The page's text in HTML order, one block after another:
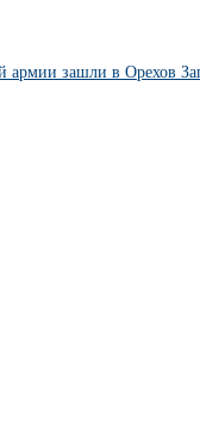
зашли в Орехов